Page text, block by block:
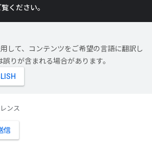
ください。
して、コンテンツをご希望の言語に翻訳し
りが含まれる場合があります。
ンス
信